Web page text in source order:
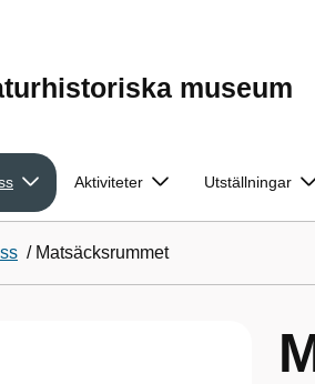
museum
Aktiviteter Utställningar
/ Matsäcksrummet